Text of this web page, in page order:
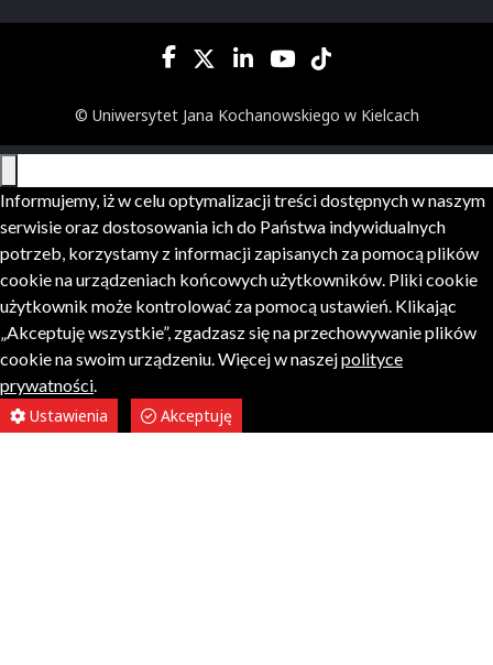
© Uniwersytet Jana Kochanowskiego w Kielcach
Informujemy, iż w celu optymalizacji treści dostępnych w naszym
serwisie oraz dostosowania ich do Państwa indywidualnych
potrzeb, korzystamy z informacji zapisanych za pomocą plików
cookie na urządzeniach końcowych użytkowników. Pliki cookie
użytkownik może kontrolować za pomocą ustawień. Klikając
„Akceptuję wszystkie”, zgadzasz się na przechowywanie plików
cookie na swoim urządzeniu. Więcej w naszejpolityce
prywatności.
Ustawienia
Akceptuję